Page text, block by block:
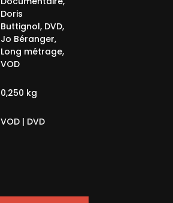
Doris
Buttignol, DVD,
Jo Béranger,
Long métrage,
VOD
0,250 kg
VOD | DVD